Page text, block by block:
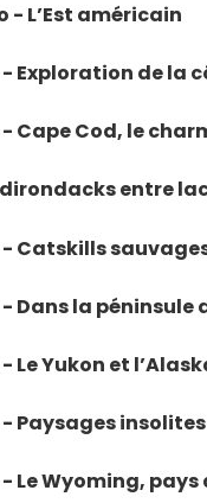
L’Est américain
Exploration de la
Cape Cod, le
entre
Catskills
Dans la péninsule
Yukon et
Paysages insolites
Le Wyoming, pays